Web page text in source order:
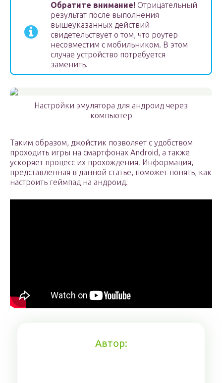
Обратите внимание! Отрицательный
результат после выполнения
вышеуказанных действий
свидетельствует о том, что роутер
несовместим с мобильником. В этом
случае устройство потребуется
заменить.
Настройки эмулятора для андроид через
компьютер
Таким образом, джойстик позволяет с удобством
проходить игры на смартфонах Android, а также
ускоряет процесс их прохождения. Информация,
представленная в данной статье, поможет понять, как
настроить геймпад на андроид.
Автор: